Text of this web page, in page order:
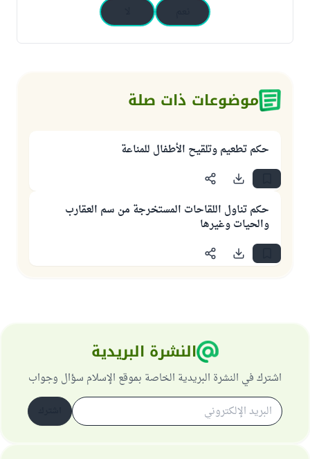
موضوعات ذات صلة
حكم تطعيم وتلقيح الأطفال للمناعة
حكم تناول اللقاحات المستخرجة من سم العقارب
والحيات وغيرها
النشرة البريدية
اشترك في النشرة البريدية الخاصة بموقع الإسلام سؤال وجواب